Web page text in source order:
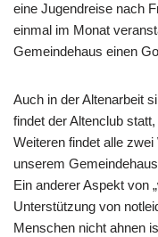
eine Jugendreise nach
einmal im Monat
Gemeindehaus einen
Auch in der Altenarbeit
findet der Altenclub
Weiteren findet alle
unserem
Ein anderer Aspekt von
Unterstützung von
Menschen nicht ahnen